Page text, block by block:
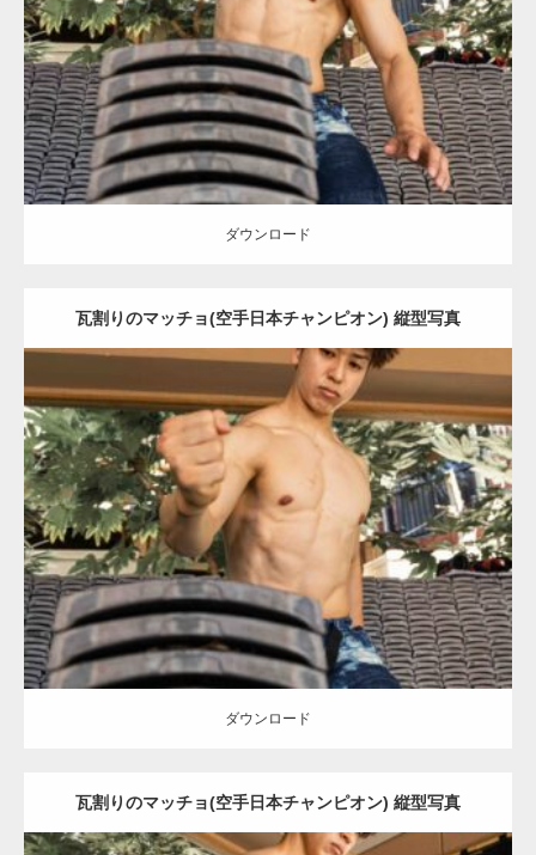
Category:瓦割りのマッチョ オレンジの人 腹筋 浅草 (東京)
ダウンロード
ダウンロード
瓦割りのマッチョ(空手日本チャンピオン) 縦型写真
Update:2023.02.11
Category:瓦割りのマッチョ オレンジの人 浅草 (東京)
ダウンロード
ダウンロード
瓦割りのマッチョ(空手日本チャンピオン) 縦型写真